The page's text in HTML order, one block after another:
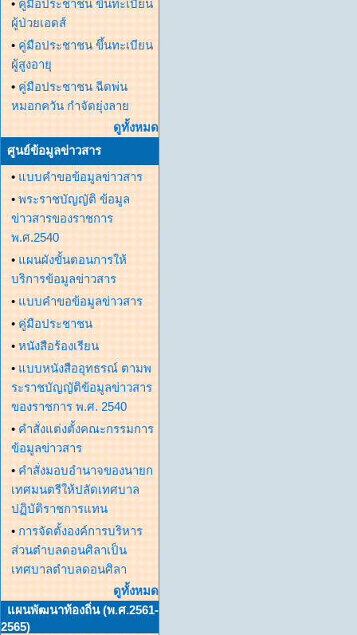
• คู่มือประชาชน ขึ้นทะเบียน
ผู้ป่วยเอดส์
• คู่มือประชาชน ขึ้นทะเบียน
ผู้สูงอายุ
• คู่มือประชาชน ฉีดพ่น
หมอกควัน กำจัดยุ่งลาย
ดูทั้งหมด
ศูนย์ข้อมูลข่าวสาร
• แบบคำขอข้อมูลข่าวสาร
• พระราชบัญญัติ ข้อมูล
ข่าวสารของราชการ
พ.ศ.2540
• แผนผังขั้นตอนการให้
บริการข้อมูลข่าวสาร
• แบบคำขอข้อมูลข่าวสาร
• คู่มือประชาชน
• หนังสือร้องเรียน
• แบบหนังสืออุทธรณ์ ตามพ
ระราชบัญญัติข้อมูลข่าวสาร
ของราชการ พ.ศ. 2540
• คำสั่งแต่งตั้งคณะกรรมการ
ข้อมูลข่าวสาร
• คำสั่งมอบอำนาจของนายก
เทศมนตรีให้ปลัดเทศบาล
ปฏิบัติราชการแทน
• การจัดตั้งองค์การบริหาร
ส่วนตำบลดอนศิลาเป็น
เทศบาลตำบลดอนศิลา
ดูทั้งหมด
แผนพัฒนาท้องถิ่น (พ.ศ.2561-
2565)